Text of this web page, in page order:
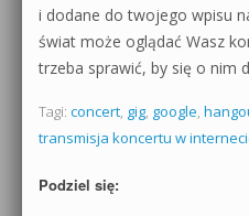
i dodane do twojego wpisu
świat może oglądać Wasz
trzeba sprawić, by się o nim
Tagi: concert, gig, google,
transmisja koncertu w
Podziel się: